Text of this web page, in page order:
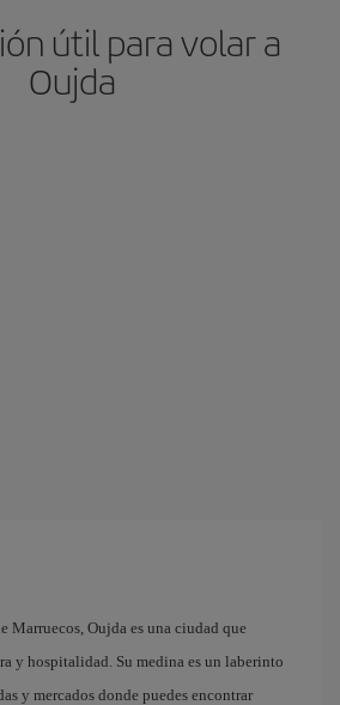
útil para volar a
Oujda
Marruecos, Oujda es una ciudad que
y hospitalidad. Su medina es un laberinto
y mercados donde puedes encontrar